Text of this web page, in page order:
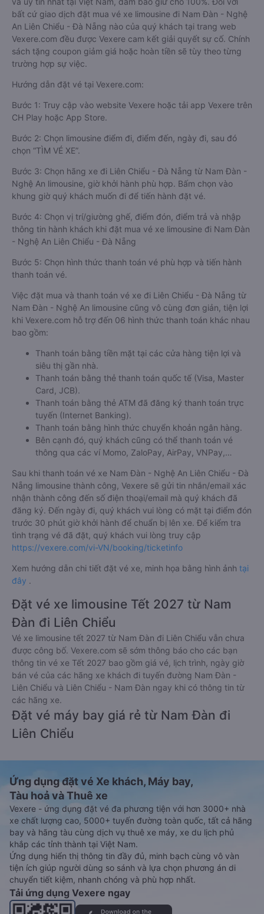
bất cứ giao dịch đặt mua vé xe limousine đi Nam Đàn - Nghệ
An Liên Chiểu - Đà Nẵng nào của quý khách tại trang web
Vexere.com đều được Vexere cam kết giải quyết sự cố. Chính
sách tặng coupon giảm giá hoặc hoàn tiền sẽ tùy theo từng
trường hợp sự việc.
Hướng dẫn đặt vé tại Vexere.com:
Bước 1: Truy cập vào website Vexere hoặc tải app Vexere trên
CH Play hoặc App Store.
Bước 2: Chọn limousine điểm đi, điểm đến, ngày đi, sau đó
chọn “TÌM VÉ XE”.
Bước 3: Chọn hãng xe đi Liên Chiểu - Đà Nẵng từ Nam Đàn -
Nghệ An limousine, giờ khởi hành phù hợp. Bấm chọn vào
khung giờ quý khách muốn đi để tiến hành đặt vé.
Bước 4: Chọn vị trí/giường ghế, điểm đón, điểm trả và nhập
thông tin hành khách khi đặt mua vé xe limousine đi Nam Đàn
- Nghệ An Liên Chiểu - Đà Nẵng
Bước 5: Chọn hình thức thanh toán vé phù hợp và tiến hành
thanh toán vé.
Việc đặt mua và thanh toán vé xe đi Liên Chiểu - Đà Nẵng từ
Nam Đàn - Nghệ An limousine cũng vô cùng đơn giản, tiện lợi
khi Vexere.com hỗ trợ đến 06 hình thức thanh toán khác nhau
bao gồm:
Thanh toán bằng tiền mặt tại các cửa hàng tiện lợi và
siêu thị gần nhà.
Thanh toán bằng thẻ thanh toán quốc tế (Visa, Master
Card, JCB).
Thanh toán bằng thẻ ATM đã đăng ký thanh toán trực
tuyến (Internet Banking).
Thanh toán bằng hình thức chuyển khoản ngân hàng.
Bên cạnh đó, quý khách cũng có thể thanh toán vé
thông qua các ví Momo, ZaloPay, AirPay, VNPay,…
Sau khi thanh toán vé xe Nam Đàn - Nghệ An Liên Chiểu - Đà
Nẵng limousine thành công, Vexere sẽ gửi tin nhắn/email xác
nhận thành công đến số điện thoại/email mà quý khách đã
đăng ký. Đến ngày đi, quý khách vui lòng có mặt tại điểm đón
trước 30 phút giờ khởi hành để chuẩn bị lên xe. Để kiểm tra
tình trạng vé đã đặt, quý khách vui lòng truy cập
https://vexere.com/vi-VN/booking/ticketinfo
Xem hướng dẫn chi tiết đặt vé xe, minh họa bằng hình ảnh tại
đây .
Đặt vé xe limousine Tết 2027 từ Nam
Đàn đi Liên Chiểu
Vé xe limousine tết 2027 từ Nam Đàn đi Liên Chiểu vẫn chưa
được công bố. Vexere.com sẽ sớm thông báo cho các bạn
thông tin vé xe Tết 2027 bao gồm giá vé, lịch trình, ngày giờ
bán vé của các hãng xe khách đi tuyến đường Nam Đàn -
Liên Chiểu và Liên Chiểu - Nam Đàn ngay khi có thông tin từ
các hãng xe.
Đặt vé máy bay giá rẻ từ Nam Đàn đi
Liên Chiểu
Ứng dụng đặt vé Xe khách, Máy bay,
Tàu hoả và Thuê xe
Vexere - ứng dụng đặt vé đa phương tiện với hơn 3000+ nhà
xe chất lượng cao, 5000+ tuyến đường toàn quốc, tất cả hãng
bay và hãng tàu cùng dịch vụ thuê xe máy, xe du lịch phủ
khắp các tỉnh thành tại Việt Nam.
Ứng dụng hiển thị thông tin đầy đủ, minh bạch cùng vô vàn
tiện ích giúp người dùng so sánh và lựa chọn phương án di
chuyển tiết kiệm, nhanh chóng và phù hợp nhất.
Tải ứng dụng Vexere ngay